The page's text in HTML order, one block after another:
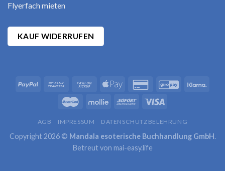
Flyerfach mieten
KAUF WIDERRUFEN
AGB IMPRESSUM DATENSCHUTZBELEHRUNG
Copyright 2026 © Mandala esoterische Buchhandlung GmbH.
Betreut von mai-easy.life